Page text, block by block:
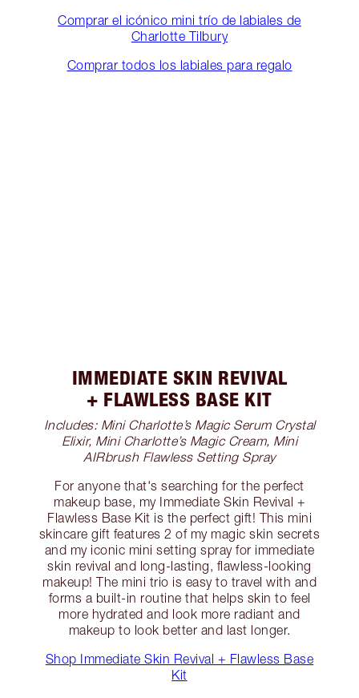
Comprar el icónico mini trío de labiales de
Charlotte Tilbury
Comprar todos los labiales para regalo
IMMEDIATE SKIN REVIVAL
+ FLAWLESS BASE KIT
Includes: Mini Charlotte’s Magic Serum Crystal
Elixir, Mini Charlotte’s Magic Cream, Mini
AIRbrush Flawless Setting Spray
For anyone that's searching for the perfect
makeup base, my Immediate Skin Revival +
Flawless Base Kit is the perfect gift! This mini
skincare gift features 2 of my magic skin secrets
and my iconic mini setting spray for immediate
skin revival and long-lasting, flawless-looking
makeup! The mini trio is easy to travel with and
forms a built-in routine that helps skin to feel
more hydrated and look more radiant and
makeup to look better and last longer.
Shop Immediate Skin Revival + Flawless Base
Kit